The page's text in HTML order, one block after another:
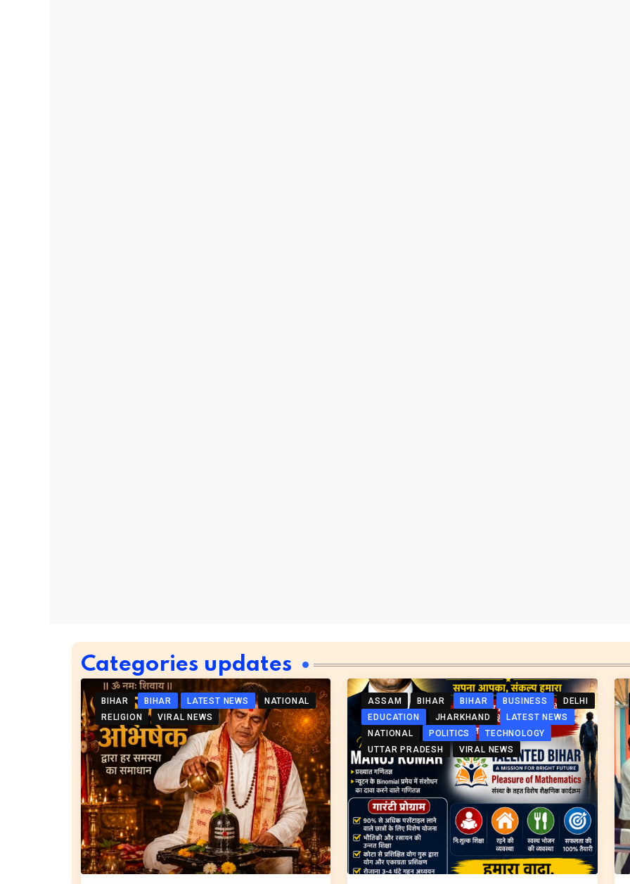
Categories updates
BIHAR BIHAR LATEST NEWS
NATIONAL
RELIGION
VIRAL NEWS
ASSAM BIHAR BIHAR BUSINESS
DELHI
EDUCATION
JHARKHAND
LATEST NEWS
NATIONAL
POLITICS
TECHNOLOGY
UTTAR PRADESH
VIRAL NEWS